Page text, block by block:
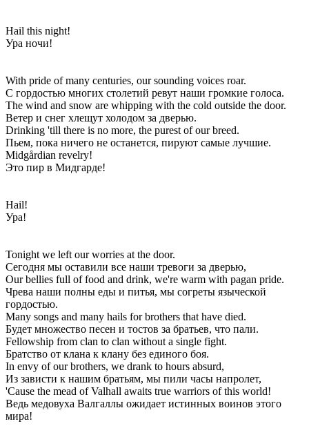
Hail this night!
Ура ночи!
With pride of many centuries, our sounding voices roar.
С гордостью многих столетий ревут наши громкие голоса.
The wind and snow are whipping with the cold outside the door.
Ветер и снег хлещут холодом за дверью.
Drinking 'till there is no more, the purest of our breed.
Пьем, пока ничего не останется, пируют самые лучшие.
Midgårdian revelry!
Это пир в Мидгарде!
Hail!
Ура!
Tonight we left our worries at the door.
Сегодня мы оставили все наши тревоги за дверью,
Our bellies full of food and drink, we're warm with pagan pride.
Чрева наши полны еды и питья, мы согреты языческой
гордостью.
Many songs and many hails for brothers that have died.
Будет множество песен и тостов за братьев, что пали.
Fellowship from clan to clan without a single fight.
Братство от клана к клану без единого боя.
In envy of our brothers, we drank to hours absurd,
Из зависти к нашим братьям, мы пили часы напролет,
'Cause the mead of Valhall awaits true warriors of this world!
Ведь медовуха Валгаллы ожидает истинных воинов этого
мира!